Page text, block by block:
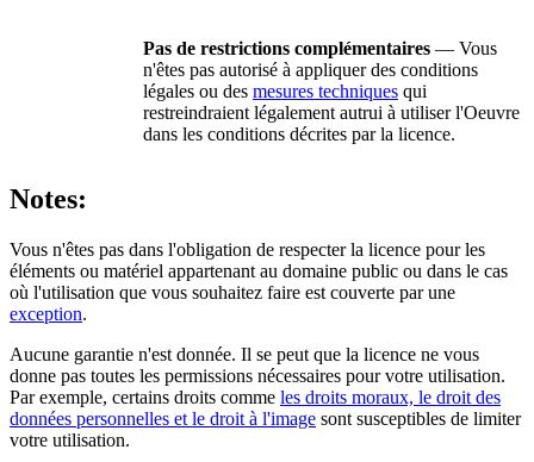
Pas de restrictions complémentaires — Vous
n'êtes pas autorisé à appliquer des conditions
légales ou des mesures techniques qui
restreindraient légalement autrui à utiliser l'Oeuvre
dans les conditions décrites par la licence.
Notes:
Vous n'êtes pas dans l'obligation de respecter la licence pour les
éléments ou matériel appartenant au domaine public ou dans le cas
où l'utilisation que vous souhaitez faire est couverte par une
exception.
Aucune garantie n'est donnée. Il se peut que la licence ne vous
donne pas toutes les permissions nécessaires pour votre utilisation.
Par exemple, certains droits comme les droits moraux, le droit des
données personnelles et le droit à l'image sont susceptibles de limiter
votre utilisation.